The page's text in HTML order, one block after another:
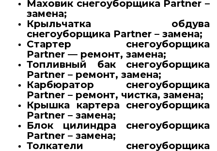
Маховик снегоуборщика Partner –
замена;
Крыльчатка обдува
снегоуборщика Partner – замена;
Стартер снегоуборщика
Partner — ремонт, замена;
Топливный бак снегоуборщика
Partner – ремонт, замена;
Карбюратор снегоуборщика
Partner – ремонт, чистка, замена;
Крышка картера снегоуборщика
Partner – замена;
Блок цилиндра снегоуборщика
Partner – замена;
Толкатели снегоуборщика